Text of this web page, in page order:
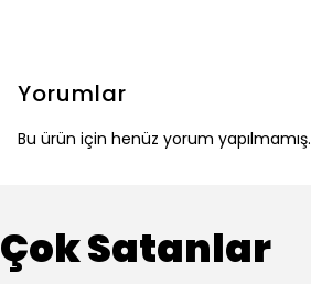
Yorumlar
Bu ürün için henüz yorum yapılmamış.
Çok Satanlar